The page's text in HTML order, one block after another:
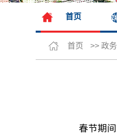
首页
首页 >> 政
春节期